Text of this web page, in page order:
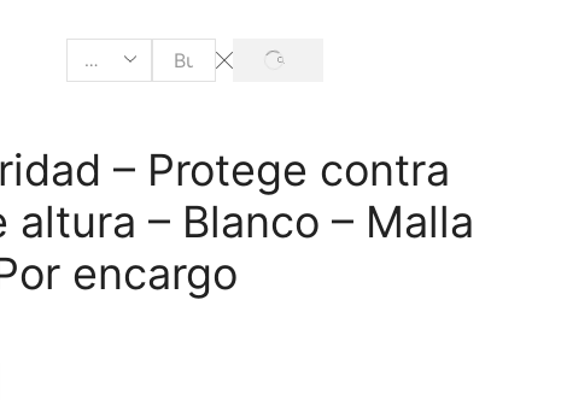
– Protege contra
altura – Blanco – Malla
encargo